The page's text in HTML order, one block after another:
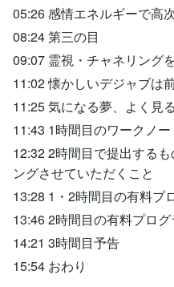
05:26 感情エネルギーで高
08:24 第三の目
09:07 霊視・チャネリング
11:02 懐かしいデジャブは
11:25 気になる夢、よく見
11:43 1時間目のワークノ
12:32 2時間目で提出する
ングさせていただくこと
13:28 1・2時間目の有料プ
13:46 2時間目の有料プロ
14:21 3時間目予告
15:54 おわり